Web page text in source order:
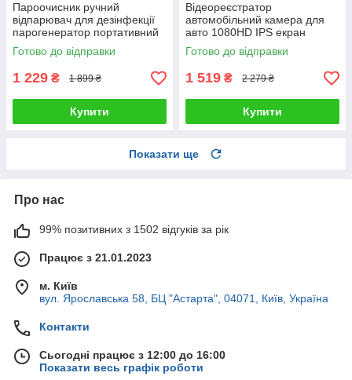
Пароочисник ручний
відпарювач для дезінфекції
парогенератор портативний
потужний з насадками для
прибирання
Готово до відправки
1 229 ₴ 1 899 ₴
Купити
Відеореєстратор
автомобільний камера для
авто 1080HD IPS екран
акумуляторний 2 камери
циклічний запис датчик руху
Готово до відправки
1 519 ₴ 2 279 ₴
Купити
Показати ще
Про нас
99% позитивних з 1502 відгуків за рік
Працює з 21.01.2023
м. Київ
вул. Ярославська 58, БЦ "Астарта", 04071, Київ, Україна
Контакти
Сьогодні працює з 12:00 до 16:00
Показати весь графік роботи